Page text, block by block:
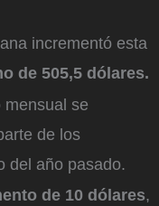
incrementó esta
de 505,5 dólares.
se
de los
del año pasado.
de 10 dólares,